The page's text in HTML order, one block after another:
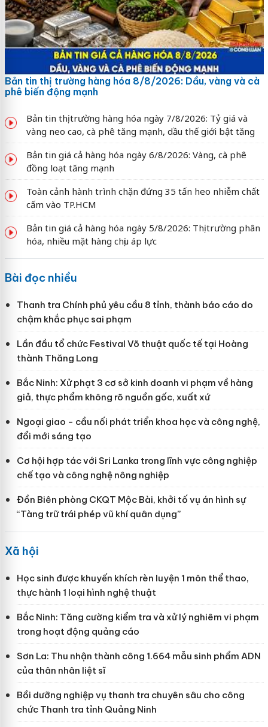
Bản tin thị trường hàng hóa 8/8/2026: Dầu, vàng và cà
phê biến động mạnh
Bản tin thị trường hàng hóa ngày 7/8/2026: Tỷ giá và
vàng neo cao, cà phê tăng mạnh, dầu thế giới bật tăng
Bản tin giá cả hàng hóa ngày 6/8/2026: Vàng, cà phê
đồng loạt tăng mạnh
Toàn cảnh hành trình chặn đứng 35 tấn heo nhiễm chất
cấm vào TP.HCM
Bản tin giá cả hàng hóa ngày 5/8/2026: Thị trường phân
hóa, nhiều mặt hàng chịu áp lực
Bài đọc nhiều
Thanh tra Chính phủ yêu cầu 8 tỉnh, thành báo cáo do
chậm khắc phục sai phạm
Lần đầu tổ chức Festival Võ thuật quốc tế tại Hoàng
thành Thăng Long
Bắc Ninh: Xử phạt 3 cơ sở kinh doanh vi phạm về hàng
giả, thực phẩm không rõ nguồn gốc, xuất xứ
Ngoại giao - cầu nối phát triển khoa học và công nghệ,
đổi mới sáng tạo
Cơ hội hợp tác với Sri Lanka trong lĩnh vực công nghiệp
chế tạo và công nghệ nông nghiệp
Đồn Biên phòng CKQT Mộc Bài, khởi tố vụ án hình sự
“Tàng trữ trái phép vũ khí quân dụng”
Xã hội
Học sinh được khuyến khích rèn luyện 1 môn thể thao,
thực hành 1 loại hình nghệ thuật
Bắc Ninh: Tăng cường kiểm tra và xử lý nghiêm vi phạm
trong hoạt động quảng cáo
Sơn La: Thu nhận thành công 1.664 mẫu sinh phẩm ADN
của thân nhân liệt sĩ
Bồi dưỡng nghiệp vụ thanh tra chuyên sâu cho công
chức Thanh tra tỉnh Quảng Ninh